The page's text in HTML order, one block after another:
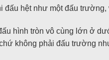
đấu hệt như một đấu
hình tròn vô cùng lớn ở
không phải đấu trường